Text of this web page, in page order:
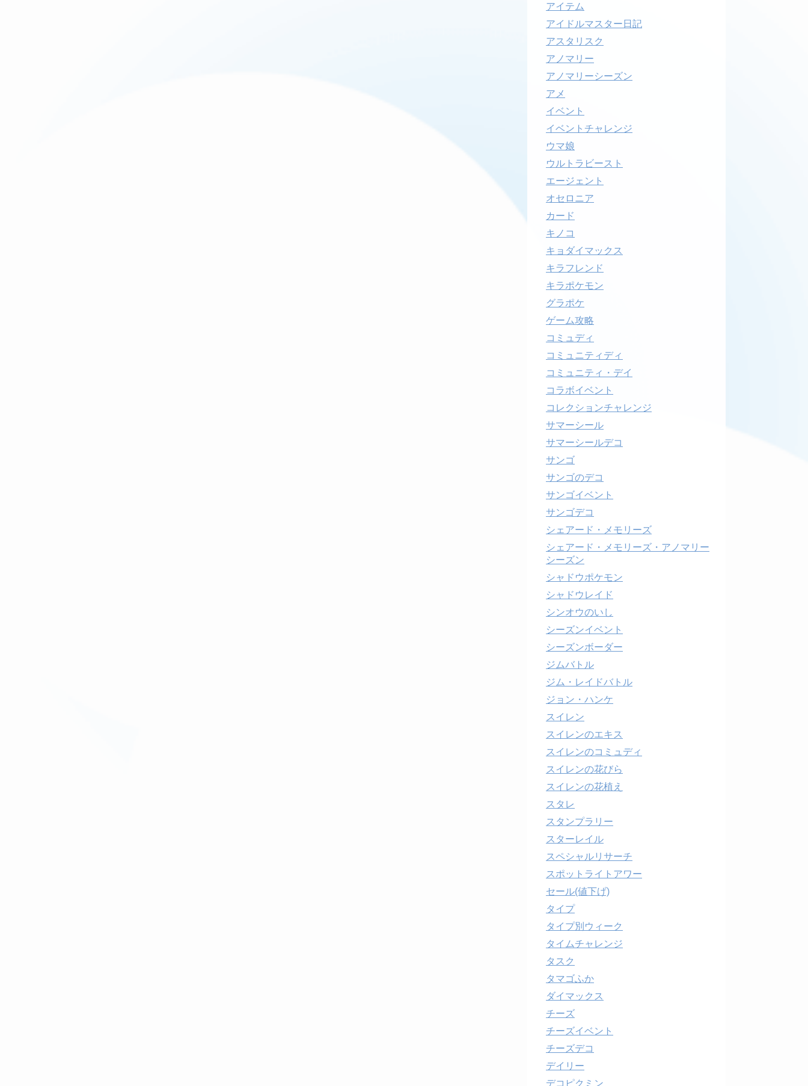
アイテム
アイドルマスター日記
アスタリスク
アノマリー
アノマリーシーズン
アメ
イベント
イベントチャレンジ
ウマ娘
ウルトラビースト
エージェント
オセロニア
カード
キノコ
キョダイマックス
キラフレンド
キラポケモン
グラポケ
ゲーム攻略
コミュディ
コミュニティディ
コミュニティ・デイ
コラボイベント
コレクションチャレンジ
サマーシール
サマーシールデコ
サンゴ
サンゴのデコ
サンゴイベント
サンゴデコ
シェアード・メモリーズ
シェアード・メモリーズ・アノマリー
シーズン
シャドウポケモン
シャドウレイド
シンオウのいし
シーズンイベント
シーズンボーダー
ジムバトル
ジム・レイドバトル
ジョン・ハンケ
スイレン
スイレンのエキス
スイレンのコミュディ
スイレンの花びら
スイレンの花植え
スタレ
スタンプラリー
スターレイル
スペシャルリサーチ
スポットライトアワー
セール(値下げ)
タイプ
タイプ別ウィーク
タイムチャレンジ
タスク
タマゴふか
ダイマックス
チーズ
チーズイベント
チーズデコ
デイリー
デコピクミン